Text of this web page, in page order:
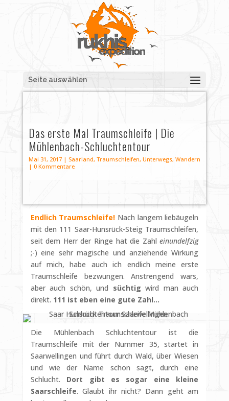
Seite auswählen
Das erste Mal Traumschleife | Die
Mühlenbach-Schluchtentour
Mai 31, 2017| Saarland, Traumschleifen, Unterwegs, Wandern
| 0 Kommentare
Endlich Traumschleife! Nach langem liebäugeln
mit den 111 Saar-Hunsrück-Steig Traumschleifen,
seit dem Herr der Ringe hat die Zahleinundelfzig
;-) eine sehr magische und anziehende Wirkung
auf mich, habe auch ich endlich meine erste
Traumschleife bezwungen. Anstrengend wars,
aber auch schön, und süchtig wird man auch
direkt. 111 ist eben eine gute Zahl…
Die Mühlenbach Schluchtentour ist die
Traumschleife mit der Nummer 35, startet in
Saarwellingen und führt durch Wald, über Wiesen
und wie der Name schon sagt, durch eine
Schlucht. Dort gibt es sogar eine kleine
Saarschleife. Glaubt ihr nicht? Dann geht am